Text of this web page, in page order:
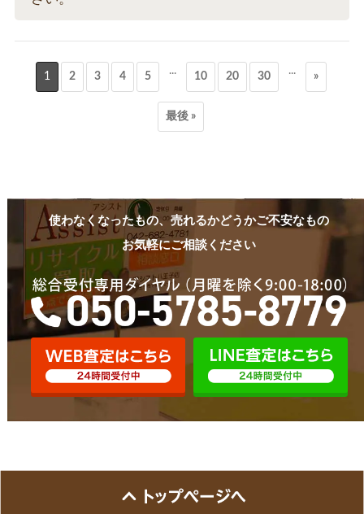
1 2 3 4 5 ... 10 20 30 ... »
最後 »
使わなくなったもの、売れるかどうかご不安なもの
お気軽にご相談ください